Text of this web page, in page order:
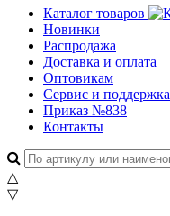
Каталог товаров
Новинки
Распродажа
Доставка и оплата
Оптовикам
Сервис и поддержка
Приказ №838
Контакты
△
▽